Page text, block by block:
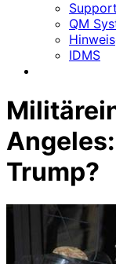
QM
IDMS
Trump?